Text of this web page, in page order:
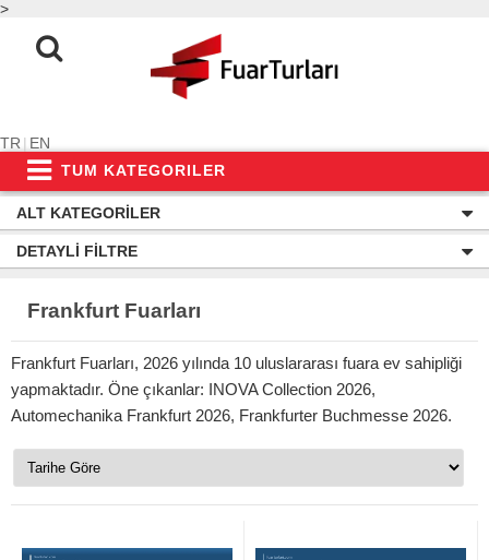
>
TR | EN
TUM KATEGORILER
ALT KATEGORILER
DETAYLI FILTRE
Frankfurt Fuarları
Frankfurt Fuarları, 2026 yılında 10 uluslararası fuara ev sahipliği
yapmaktadır. Öne çıkanlar: INOVA Collection 2026,
Automechanika Frankfurt 2026, Frankfurter Buchmesse 2026.